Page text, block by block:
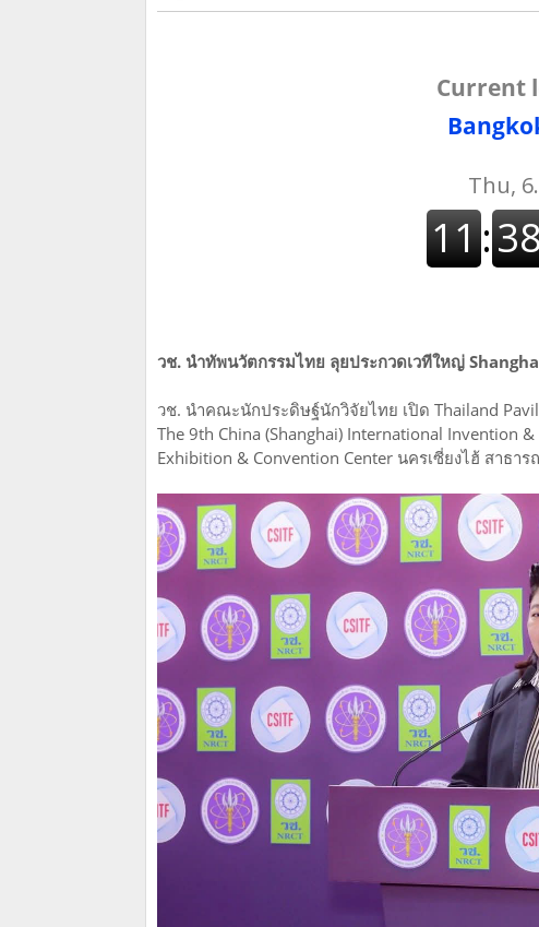
Current
วช. นำทัพนวัตกรรมไทย ลุยประกวดเวทีใหญ่
วช. นำคณะนักประดิษฐ์นักวิจัยไทย เปิด Thailand
The 9th China (Shanghai) International Invention
Exhibition & Convention Center นครเซี่ยงไฮ้ สาธา